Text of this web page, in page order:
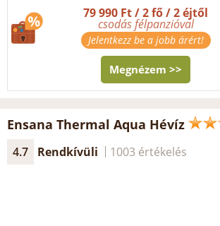
79 990 Ft / 2 fő / 2 éjtől
csodás félpanzióval
Jelentkezz be a jobb árért!
Megnézem >>
Ensana Thermal Aqua Hévíz
4.7 Rendkívüli 1003 értékelés